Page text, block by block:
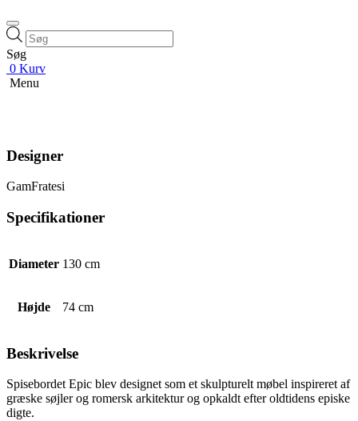
Products
search
Søg
0 Kurv
Menu
Designer
GamFratesi
Specifikationer
Diameter 130 cm
Højde 74 cm
Beskrivelse
Spisebordet Epic blev designet som et skulpturelt møbel inspireret af
græske søjler og romersk arkitektur og opkaldt efter oldtidens episke
digte.